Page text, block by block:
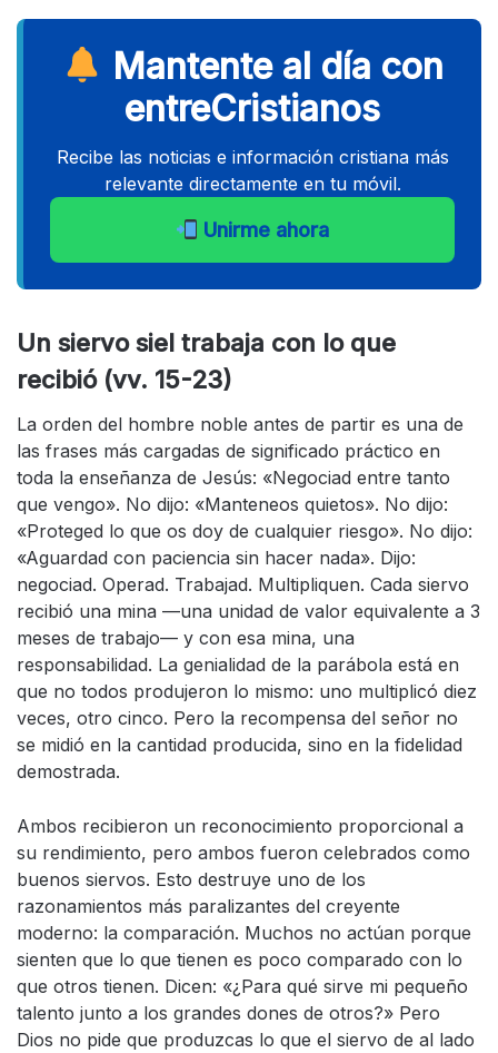
Mantente al día con
entreCristianos
Recibe las noticias e información cristiana más
relevante directamente en tu móvil.
Unirme ahora
Un siervo siel trabaja con lo que
recibió (vv. 15-23)
La orden del hombre noble antes de partir es una de
las frases más cargadas de significado práctico en
toda la enseñanza de Jesús: «Negociad entre tanto
que vengo». No dijo: «Manteneos quietos». No dijo:
«Proteged lo que os doy de cualquier riesgo». No dijo:
«Aguardad con paciencia sin hacer nada». Dijo:
negociad. Operad. Trabajad. Multipliquen. Cada siervo
recibió una mina —una unidad de valor equivalente a 3
meses de trabajo— y con esa mina, una
responsabilidad. La genialidad de la parábola está en
que no todos produjeron lo mismo: uno multiplicó diez
veces, otro cinco. Pero la recompensa del señor no
se midió en la cantidad producida, sino en la fidelidad
demostrada.
Ambos recibieron un reconocimiento proporcional a
su rendimiento, pero ambos fueron celebrados como
buenos siervos. Esto destruye uno de los
razonamientos más paralizantes del creyente
moderno: la comparación. Muchos no actúan porque
sienten que lo que tienen es poco comparado con lo
que otros tienen. Dicen: «¿Para qué sirve mi pequeño
talento junto a los grandes dones de otros?» Pero
Dios no pide que produzcas lo que el siervo de al lado